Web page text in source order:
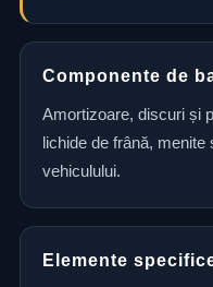
Componente de
Amortizoare, discuri și
lichide de frână,
vehiculului.
Elemente